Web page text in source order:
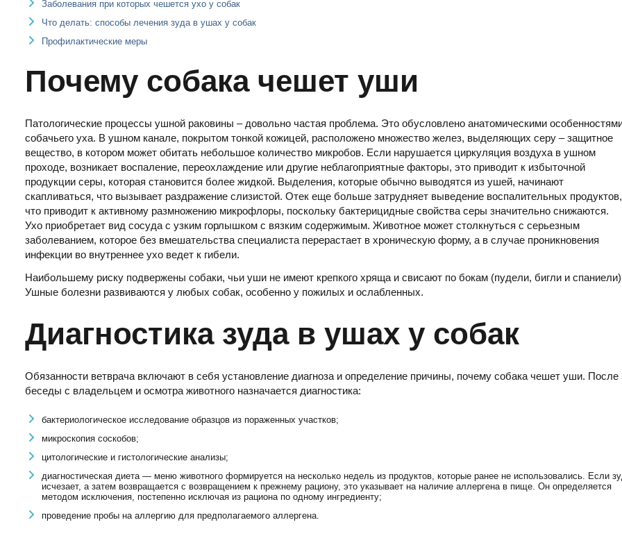
Заболевания при которых чешется ухо у собак
Что делать: способы лечения зуда в ушах у собак
Профилактические меры
Почему собака чешет уши
Патологические процессы ушной раковины – довольно частая проблема. Это обусловлено анатомическими
собачьего уха. В ушном канале, покрытом тонкой кожицей, расположено множество желез, выделяющих серу – защитное
вещество, в котором может обитать небольшое количество микробов. Если нарушается циркуляция воздуха в ушном
проходе, возникает воспаление, переохлаждение или другие неблагоприятные факторы, это приводит к избыточной
продукции серы, которая становится более жидкой. Выделения, которые обычно выводятся из ушей, начинают
скапливаться, что вызывает раздражение слизистой. Отек еще больше затрудняет выведение воспалительных продуктов,
что приводит к активному размножению микрофлоры, поскольку бактерицидные свойства серы значительно снижаются.
Ухо приобретает вид сосуда с узким горлышком с вязким содержимым. Животное может столкнуться с серьезным
заболеванием, которое без вмешательства специалиста перерастает в хроническую форму, а в случае проникновения
инфекции во внутреннее ухо ведет к гибели.
Наибольшему риску подвержены собаки, чьи уши не имеют крепкого хряща и свисают по бокам (пудели, бигли и
Ушные болезни развиваются у любых собак, особенно у пожилых и ослабленных.
Диагностика зуда в ушах у собак
Обязанности ветврача включают в себя установление диагноза и определение причины, почему собака чешет уши. После
беседы с владельцем и осмотра животного назначается диагностика:
бактериологическое исследование образцов из пораженных участков;
микроскопия соскобов;
цитологические и гистологические анализы;
диагностическая диета — меню животного формируется на несколько недель из продуктов, которые ранее не использовались. Если
исчезает, а затем возвращается с возвращением к прежнему рациону, это указывает на наличие аллергена в пище. Он определяется
методом исключения, постепенно исключая из рациона по одному ингредиенту;
проведение пробы на аллергию для предполагаемого аллергена.